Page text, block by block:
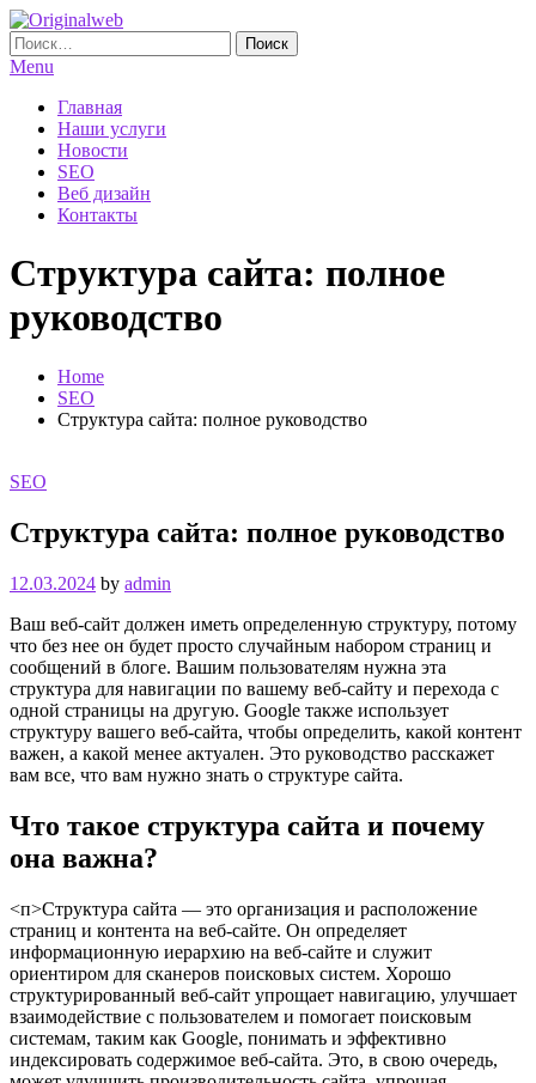
Skip
To
Content
Originalweb
Создание и продвижение сайтов
Найти:
Menu
Главная
Наши услуги
Новости
SEO
Веб дизайн
Контакты
Структура сайта: полное
руководство
Home
SEO
Структура сайта: полное руководство
SEO
Структура сайта: полное руководство
12.03.2024 by admin
Ваш веб-сайт должен иметь определенную структуру, потому
что без нее он будет просто случайным набором страниц и
сообщений в блоге. Вашим пользователям нужна эта
структура для навигации по вашему веб-сайту и перехода с
одной страницы на другую. Google также использует
структуру вашего веб-сайта, чтобы определить, какой контент
важен, а какой менее актуален. Это руководство расскажет
вам все, что вам нужно знать о структуре сайта.
Что такое структура сайта и почему
она важна?
<п>Структура сайта — это организация и расположение
страниц и контента на веб-сайте. Он определяет
информационную иерархию на веб-сайте и служит
ориентиром для сканеров поисковых систем. Хорошо
структурированный веб-сайт упрощает навигацию, улучшает
взаимодействие с пользователем и помогает поисковым
системам, таким как Google, понимать и эффективно
индексировать содержимое веб-сайта. Это, в свою очередь,